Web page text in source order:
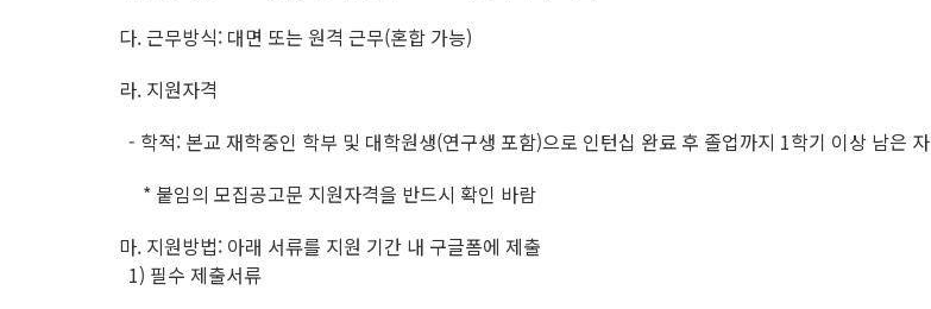
다. 근무방식: 대면 또는 원격 근무(혼합 가능)
라. 지원자격
- 학적: 본교 재학중인 학부 및 대학원생(연구생 포함)으로 인턴십 완료 후 졸업까지 1학기 이상 남은 자
* 붙임의 모집공고문 지원자격을 반드시 확인 바람
마. 지원방법: 아래 서류를 지원 기간 내 구글폼에 제출
1) 필수 제출서류